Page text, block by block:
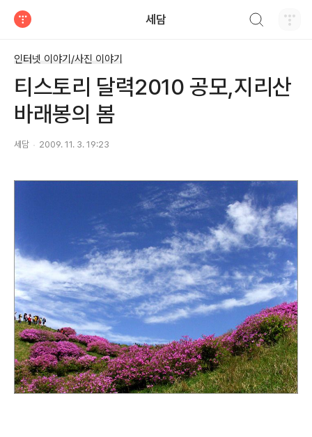
세담
인터넷 이야기/사진 이야기
티스토리 달력2010 공모,지리산
바래봉의 봄
세담 2009. 11. 3. 19:23